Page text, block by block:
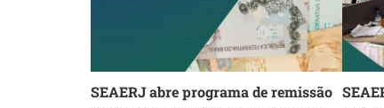
SEAERJ abre programa de remissão